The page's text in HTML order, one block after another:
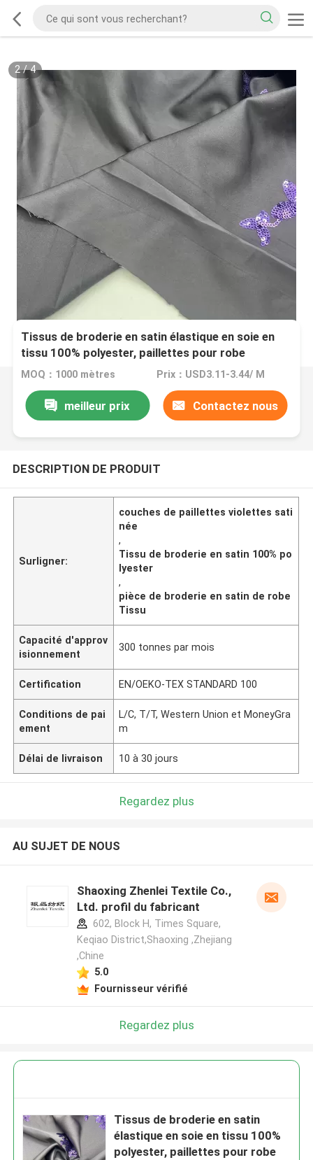
2/4
Tissus de broderie en satin élastique en soie en
tissu 100% polyester, paillettes pour robe
MOQ：1000 mètres Prix：USD3.11-3.44/ M
meilleur prix Contactez nous
DESCRIPTION DE PRODUIT
Surligner:
couches de paillettes violettes sati
née
,
Tissu de broderie en satin 100% po
lyester
,
pièce de broderie en satin de robe
Tissu
Capacité d'approv
isionnement
300 tonnes par mois
Certification EN/OEKO-TEX STANDARD 100
Conditions de pai
ement
L/C, T/T, Western Union et MoneyGra
m
Délai de livraison 10 à 30 jours
Regardez plus
AU SUJET DE NOUS
Shaoxing Zhenlei Textile Co.,
Ltd. profil du fabricant
602, Block H, Times Square,
Keqiao District,Shaoxing ,Zhejiang
,Chine
5.0
Fournisseur vérifié
Regardez plus
Tissus de broderie en satin
élastique en soie en tissu 100%
polyester, paillettes pour robe